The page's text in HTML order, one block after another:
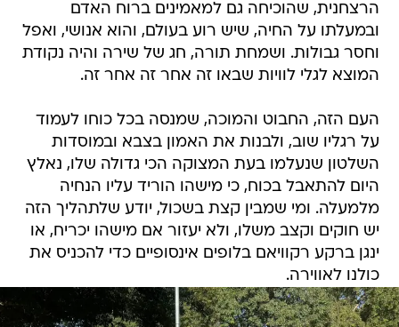
הרצחנית, שהוכיחה גם למאמינים ברוח האדם
ובמעלתו על החיה, שיש רוע בעולם, והוא אנושי, ואפל
וחסר גבולות. ושמחת תורה, חג של שירה והיה נקודת
המוצא לגלי לוויות שבאו זה אחר זה אחר זה.
העם הזה, החבוט והמוכה, שמנסה בכל כוחו לעמוד
על רגליו שוב, ולבנות את האמון בצבא ובמוסדות
השלטון שנעלמו בעת המצוקה הכי גדולה שלו, נאלץ
היום להתאבל בכוח, כי מישהו הוריד עליו הנחיה
מלמעלה. ומי שמבין קצת בשכול, יודע שלתהליך הזה
יש חוקים וקצב משלו, ולא יעזור אם מישהו יכריח, או
ינגן ברקע רקוויאם בלופים אינסופיים כדי להכניס את
כולנו לאווירה.